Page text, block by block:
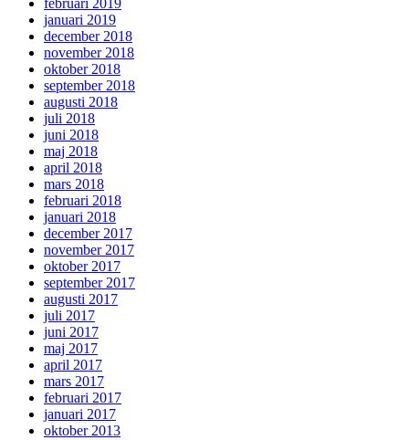
februari 2019
januari 2019
december 2018
november 2018
oktober 2018
september 2018
augusti 2018
juli 2018
juni 2018
maj 2018
april 2018
mars 2018
februari 2018
januari 2018
december 2017
november 2017
oktober 2017
september 2017
augusti 2017
juli 2017
juni 2017
maj 2017
april 2017
mars 2017
februari 2017
januari 2017
oktober 2013